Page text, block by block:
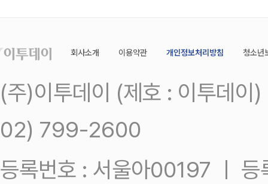
회사소개 이용약관 개인정보처리방침 청소년
(주)이투데이 (제호 : 이투데
02) 799-2600
등록번호 : 서울아00197 ㅣ